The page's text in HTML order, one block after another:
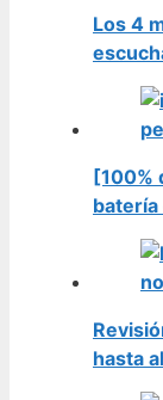
Los 4
[100%
hasta